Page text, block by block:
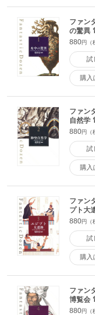
ファン
の驚異
880円（
試
購入
ファン
自然学
880円（
試
購入
ファン
プト大
880円（
試
購入
ファン
博覧会
880円（